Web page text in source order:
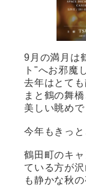
9月の満月は
ト"へお邪魔
去年はとて
まと鶴の舞
美しい眺めで
今年もきっ
鶴田町のキ
ている方が
も静かな秋